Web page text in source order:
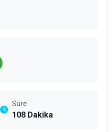
Süre
108 Dakika